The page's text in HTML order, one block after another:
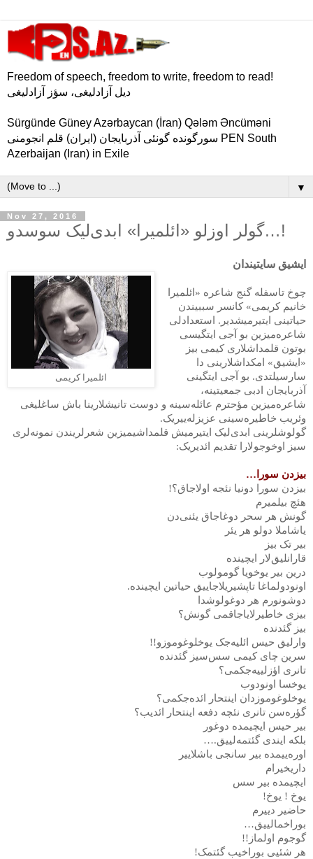
Freedom of speech, freedom to write, freedom to read!
دیل آزادلیغی، سؤز آزادلیغی
Sürgünde Güney Azərbaycan (İran) Qələm Əncüməni
سورگونده گونئی آذربایجان (ایران) قلم انجومنی PEN South
Azerbaijan (Iran) in Exile
▼
Nov 27, 2016
گولر اوزلو «ائلمیرا» ابدی‌لیک سوسدو…!
ایشیق سایتیندان
ائلمیرا کریمی
چوخ تاسفله گنج شاعره «ائلمیرا
خانیم کریمی» کانسر سببیندن
حیاتینی ایتیرمیشدیر. استعدادلی
شاعره‌میزین بو آجی ایتگیسی
بوتون قلمداشلاری کیمی بیز
«ایشیق» امکداشلارینی دا
سارسیلتدی. بو آجی ایتگینی
آذربایجان ادبی جمعیتینه،
شاعره‌میزین مؤحترم عائله‌سینه و دوست تانیشلارینا باش ساغلیغی
وئریب خاطیره‌سینی عزیزله‌ییریک.
گولوشلرینی ابدی‌لیک ایتیرمیش قلمداشیمیزین شعرلریندن نمونه‌لری
سیز اوخوجولارا تقدیم ائدیریک:
بیزدن سورا …
بیزدن سورا دونیا نئجه اولاجاق؟!
هئچ بیلمیرم
گونش هر سحر دوغاجاق یئنی‌دن
یاشاملا دولو هر یئر
بیر تک بیز
قارانلیق‌لار ایچینده
درین بیر یوخویا گومولوب
اونودولماغا تاپشیریلاجاییق حیاتین ایچینده.
دوشونورم هر دوغولوشدا
بیزی خاطیرلایاجاقمی گونش؟
بیز گئدنده
وارلیق حیس ائلیه‌جک یوخلوغوموزو!!
سرین چای کیمی سس‌سیز گئدنده
تانری اؤزلییه‌جکمی؟
یوخسا اونودوب
یوخلوغوموزدان اینتحار ائده‌جکمی؟
گؤره‌سن تانری نئچه دفعه اینتحار ائدیب؟
بیر حیس ایچیمده دوغور
بلکه ایندی گئتمه‌لییق….
اوره‌ییمده بیر سانجی باشلاییر
داریخیرام
ایچیمده بیر سس
یوخ ! یوخ!
حاضیر دییرم
بوراخمالییق…
گوجوم اولماز !!
هر شئیی بوراخیب گئتمک!